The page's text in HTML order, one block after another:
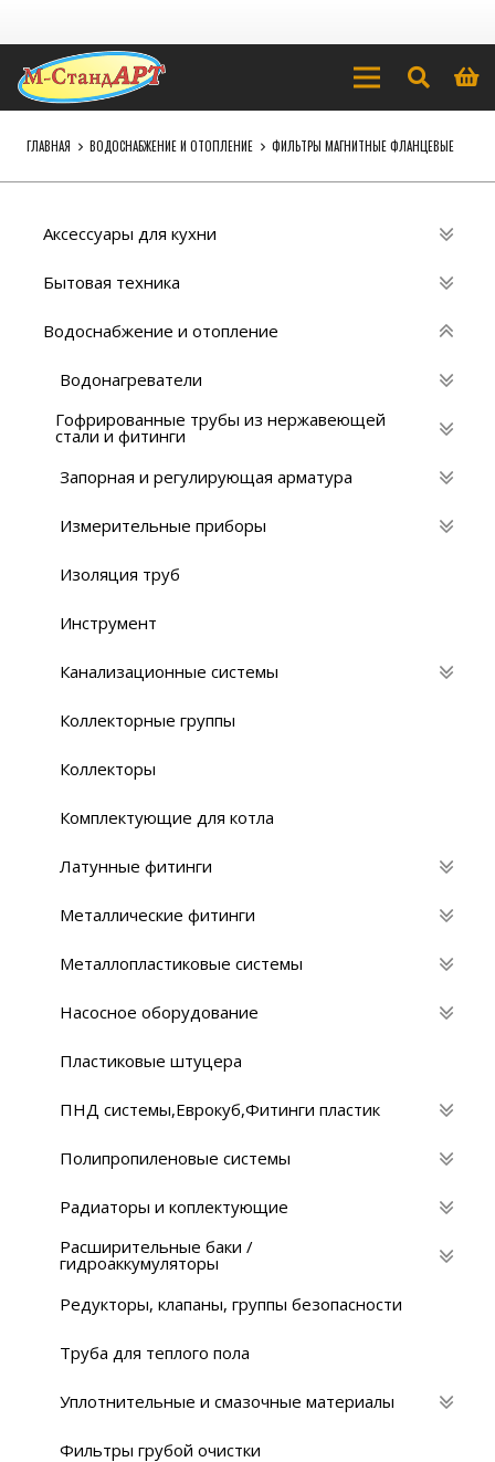
ГЛАВНАЯ ВОДОСНАБЖЕНИЕ И ОТОПЛЕНИЕ ФИЛЬТРЫ МАГНИТНЫЕ ФЛАНЦЕВЫЕ
Аксессуары для кухни
Бытовая техника
Водоснабжение и отопление
Водонагреватели
Гофрированные трубы из нержавеющей
стали и фитинги
Запорная и регулирующая арматура
Измерительные приборы
Изоляция труб
Инструмент
Канализационные системы
Коллекторные группы
Коллекторы
Комплектующие для котла
Латунные фитинги
Металлические фитинги
Металлопластиковые системы
Насосное оборудование
Пластиковые штуцера
ПНД системы,Eврокуб,Фитинги пластик
Полипропиленовые системы
Радиаторы и коплектующие
Расширительные баки /
гидроаккумуляторы
Редукторы, клапаны, группы безопасности
Труба для теплого пола
Уплотнительные и смазочные материалы
Фильтры грубой очистки